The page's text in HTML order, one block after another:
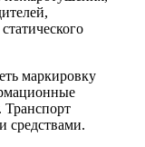
маркировку
Транспорт
средствами.